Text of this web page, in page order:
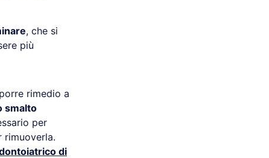
, che si
più
rimedio a
smalto
per
rimuoverla.
di